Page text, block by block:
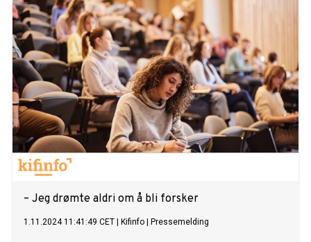
– Jeg drømte aldri om å bli forsker
1.11.2024 11:41:49 CET Kifinfo Pressemelding